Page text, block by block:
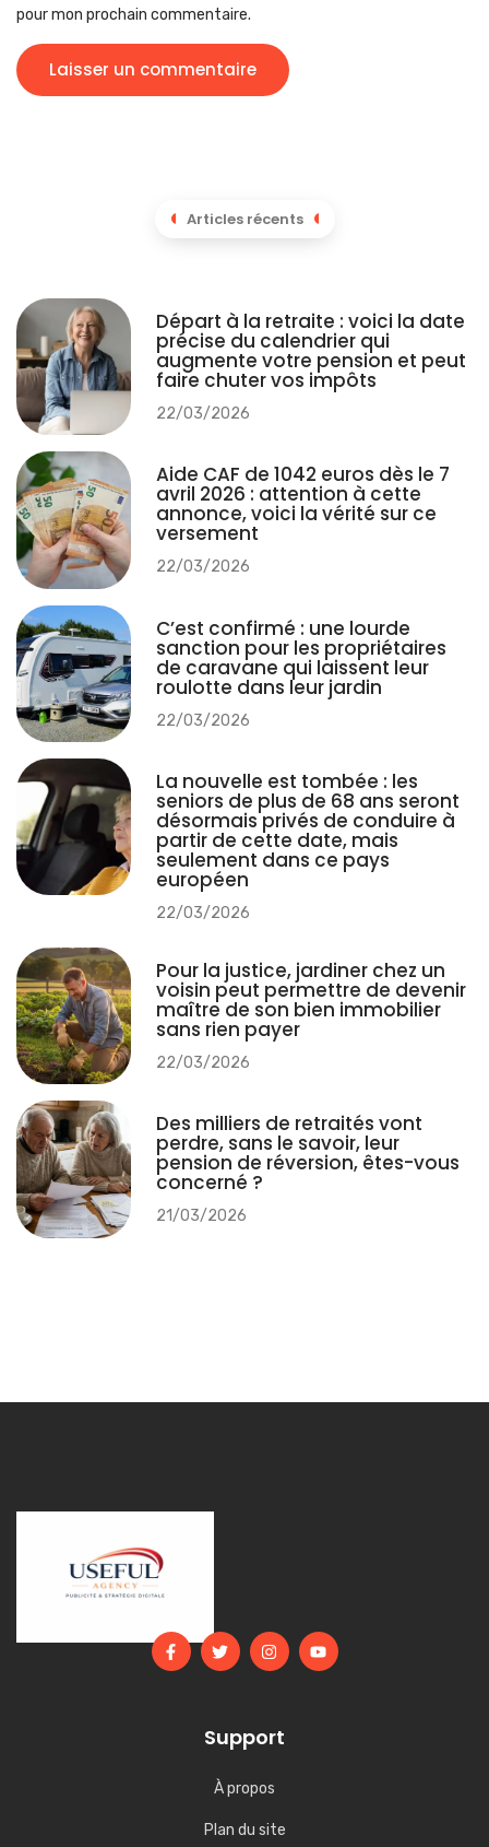
pour mon prochain commentaire.
Articles récents
Départ à la retraite : voici la date
précise du calendrier qui
augmente votre pension et peut
faire chuter vos impôts
22/03/2026
Aide CAF de 1042 euros dès le 7
avril 2026 : attention à cette
annonce, voici la vérité sur ce
versement
22/03/2026
C’est confirmé : une lourde
sanction pour les propriétaires
de caravane qui laissent leur
roulotte dans leur jardin
22/03/2026
La nouvelle est tombée : les
seniors de plus de 68 ans seront
désormais privés de conduire à
partir de cette date, mais
seulement dans ce pays
européen
22/03/2026
Pour la justice, jardiner chez un
voisin peut permettre de devenir
maître de son bien immobilier
sans rien payer
22/03/2026
Des milliers de retraités vont
perdre, sans le savoir, leur
pension de réversion, êtes-vous
concerné ?
21/03/2026
Support
À propos
Plan du site